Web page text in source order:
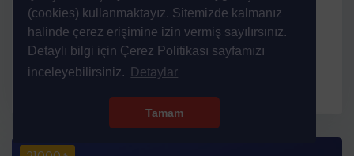
(cookies) kullanmaktayız. Sitemizde kalmanız
halinde çerez erişimine izin vermiş sayılırsınız.
Detaylı bilgi için Çerez Politikası sayfamızı
inceleyebilirsiniz.
Detaylar
Tamam
Online IELTS Kursu kısa sürede sınavdan
istediğiniz skoru alabilmenizi sağlayacak şekilde
tasarlanmı...